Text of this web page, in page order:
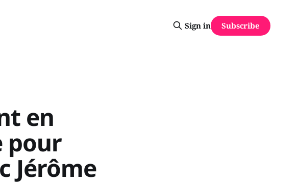
Sign in Subscribe
en
pour
Jérôme